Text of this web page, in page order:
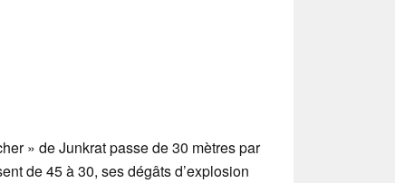
» de Junkrat passe de 30 mètres par
de 45 à 30, ses dégâts d’explosion